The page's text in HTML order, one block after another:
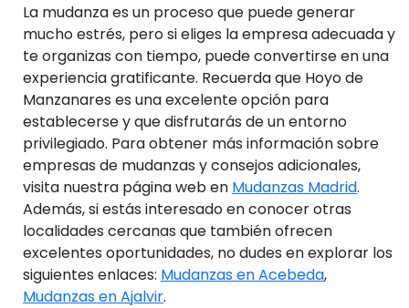
La mudanza es un proceso que puede generar
mucho estrés, pero si eliges la empresa adecuada y
te organizas con tiempo, puede convertirse en una
experiencia gratificante. Recuerda que Hoyo de
Manzanares es una excelente opción para
establecerse y que disfrutarás de un entorno
privilegiado. Para obtener más información sobre
empresas de mudanzas y consejos adicionales,
visita nuestra página web en Mudanzas Madrid.
Además, si estás interesado en conocer otras
localidades cercanas que también ofrecen
excelentes oportunidades, no dudes en explorar los
siguientes enlaces: Mudanzas en Acebeda,
Mudanzas en Ajalvir.